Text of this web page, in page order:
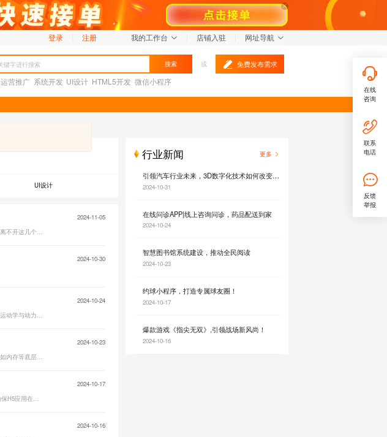
登录 注册 我的工作台 店铺入驻 网址导航
搜索
运营推广 系统开发 UI设计 HTML5开发 微信小程序
或 免费发布需求
UI设计
2024-11-05
物联网的相关技术涉及到很多方面。比如自动识别技术、传感器技术、网络通信技术、云计算等，但说到核心，一定离不开这几个技术领域：感知和识别技术、物联网设备硬件、通信技术、数据处理技术、安全技术、软件和平台技术。这些技术相互依赖，共同支持物联网设备连接、通信和数据应用等功能……
2024-10-30
2024-10-24
机器人需要具备图像感知、行动能力、操作灵活等特点，机械设计是实现这些特点的基础，需要掌握机械结构设计、运动学与动力学、机械加工等知识……
2024-10-23
Python是一种代表简单主义思想的语言，语法设计具有很强的可读性，风格清晰划一、强制缩进，使用时无需考虑诸如内存等底层细节、可专注于编写代码逻辑本身……
2024-10-17
H5开发的核心注意事项包括跨浏览器兼容性、响应式设计、性能优化、安全性保障以及用户体验设计，这些方面是确保H5应用在不同设备和浏览器上都能良好运行的关键……
2024-10-16
行业新闻 更多
引领汽车行业未来，3D数字化技术如何改变汽车行业？
2024-10-31
在线问诊APP|线上咨询问诊，药品配送到家
2024-10-24
智慧图书馆系统建设，推动全民阅读
2024-10-23
约球小程序，打造专属球友圈！
2024-10-17
爆款游戏‌《指尖无双》,引领战场新风尚！
2024-10-16
在线
咨询
联系
电话
反馈
举报